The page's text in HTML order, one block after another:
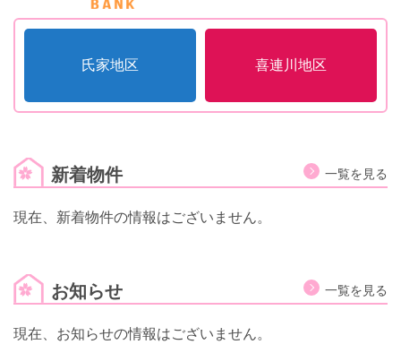
氏家地区 喜連川地区
新着物件 一覧を見る
現在、新着物件の情報はございません。
お知らせ 一覧を見る
現在、お知らせの情報はございません。